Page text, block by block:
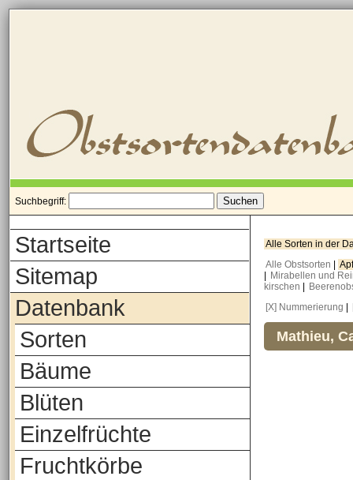
Suchbegriff:
Startseite
Sitemap
Datenbank
Sorten
Bäume
Blüten
Einzelfrüchte
Fruchtkörbe
Alle Sorten in der
Alle Obstsorten
Mirabellen und
kirschen
[X] Nummerierung
Mathieu,